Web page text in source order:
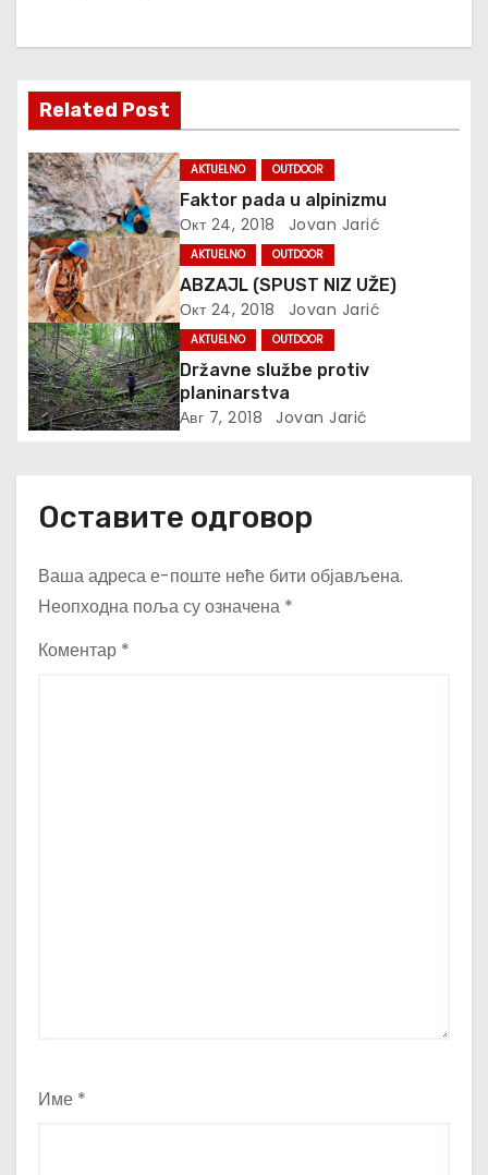
е
ч
л
а
н
к
а
Related Post
AKTUELNO OUTDOOR
Faktor pada u alpinizmu
Окт 24, 2018 Jovan Jarić
AKTUELNO OUTDOOR
ABZAJL (SPUST NIZ UŽE)
Окт 24, 2018 Jovan Jarić
AKTUELNO OUTDOOR
Državne službe protiv
planinarstva
Авг 7, 2018 Jovan Jarić
Оставите одговор
Ваша адреса е-поште неће бити објављена.
Неопходна поља су означена *
Коментар *
Име *